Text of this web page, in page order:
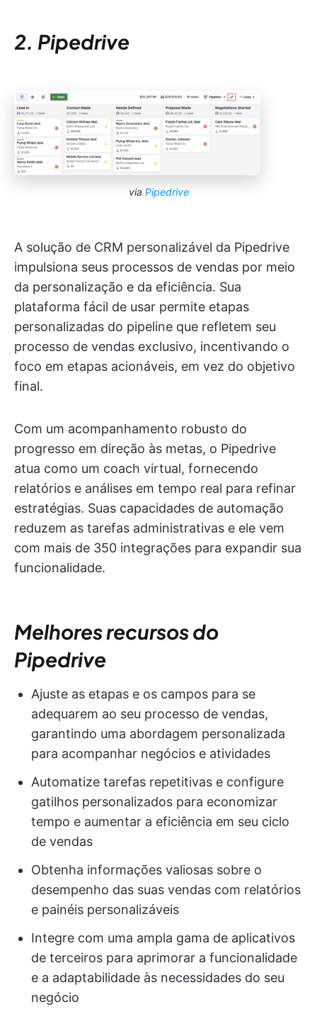
2. Pipedrive
via Pipedrive
A solução de CRM personalizável da Pipedrive
impulsiona seus processos de vendas por meio
da personalização e da eficiência. Sua
plataforma fácil de usar permite etapas
personalizadas do pipeline que refletem seu
processo de vendas exclusivo, incentivando o
foco em etapas acionáveis, em vez do objetivo
final.
Com um acompanhamento robusto do
progresso em direção às metas, o Pipedrive
atua como um coach virtual, fornecendo
relatórios e análises em tempo real para refinar
estratégias. Suas capacidades de automação
reduzem as tarefas administrativas e ele vem
com mais de 350 integrações para expandir sua
funcionalidade.
Melhores recursos do
Pipedrive
Ajuste as etapas e os campos para se
adequarem ao seu processo de vendas,
garantindo uma abordagem personalizada
para acompanhar negócios e atividades
Automatize tarefas repetitivas e configure
gatilhos personalizados para economizar
tempo e aumentar a eficiência em seu ciclo
de vendas
Obtenha informações valiosas sobre o
desempenho das suas vendas com relatórios
e painéis personalizáveis
Integre com uma ampla gama de aplicativos
de terceiros para aprimorar a funcionalidade
e a adaptabilidade às necessidades do seu
negócio